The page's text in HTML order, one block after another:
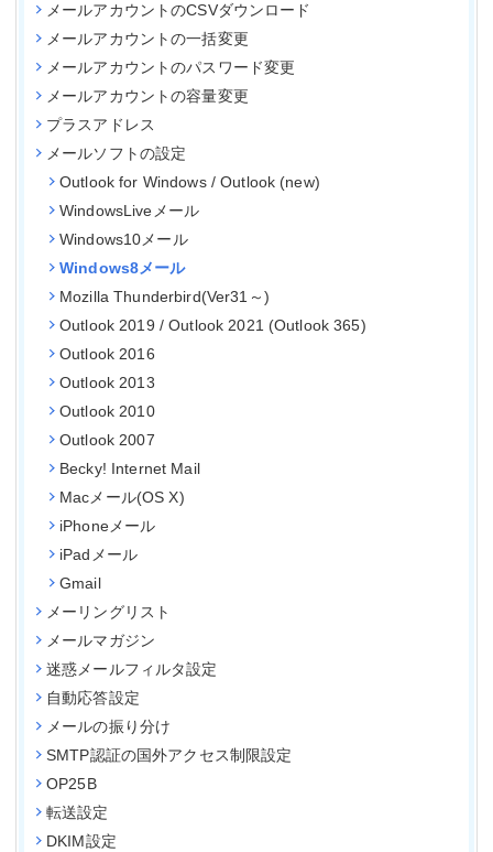
メールアカウントのCSVダウンロード
メールアカウントの一括変更
メールアカウントのパスワード変更
メールアカウントの容量変更
プラスアドレス
メールソフトの設定
Outlook for Windows / Outlook (new)
WindowsLiveメール
Windows10メール
Windows8メール
Mozilla Thunderbird(Ver31～)
Outlook 2019 / Outlook 2021 (Outlook 365)
Outlook 2016
Outlook 2013
Outlook 2010
Outlook 2007
Becky! Internet Mail
Macメール(OS X)
iPhoneメール
iPadメール
Gmail
メーリングリスト
メールマガジン
迷惑メールフィルタ設定
自動応答設定
メールの振り分け
SMTP認証の国外アクセス制限設定
OP25B
転送設定
DKIM設定